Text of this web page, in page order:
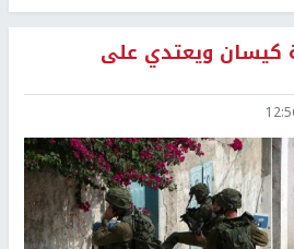
كيسان ويعتدي على